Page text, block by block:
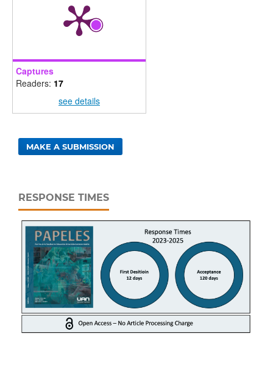
Captures
Readers: 17
see details
MAKE A SUBMISSION
RESPONSE TIMES